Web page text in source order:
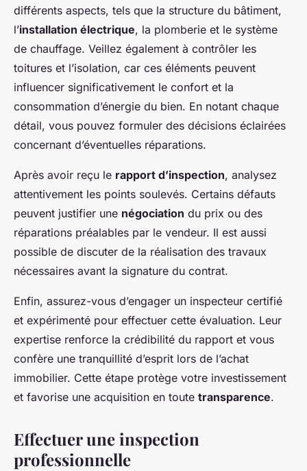
différents aspects, tels que la structure du bâtiment,
l’installation électrique, la plomberie et le système
de chauffage. Veillez également à contrôler les
toitures et l’isolation, car ces éléments peuvent
influencer significativement le confort et la
consommation d’énergie du bien. En notant chaque
détail, vous pouvez formuler des décisions éclairées
concernant d’éventuelles réparations.
Après avoir reçu le rapport d’inspection, analysez
attentivement les points soulevés. Certains défauts
peuvent justifier une négociation du prix ou des
réparations préalables par le vendeur. Il est aussi
possible de discuter de la réalisation des travaux
nécessaires avant la signature du contrat.
Enfin, assurez-vous d’engager un inspecteur certifié
et expérimenté pour effectuer cette évaluation. Leur
expertise renforce la crédibilité du rapport et vous
confère une tranquillité d’esprit lors de l’achat
immobilier. Cette étape protège votre investissement
et favorise une acquisition en toute transparence.
Effectuer une inspection
professionnelle